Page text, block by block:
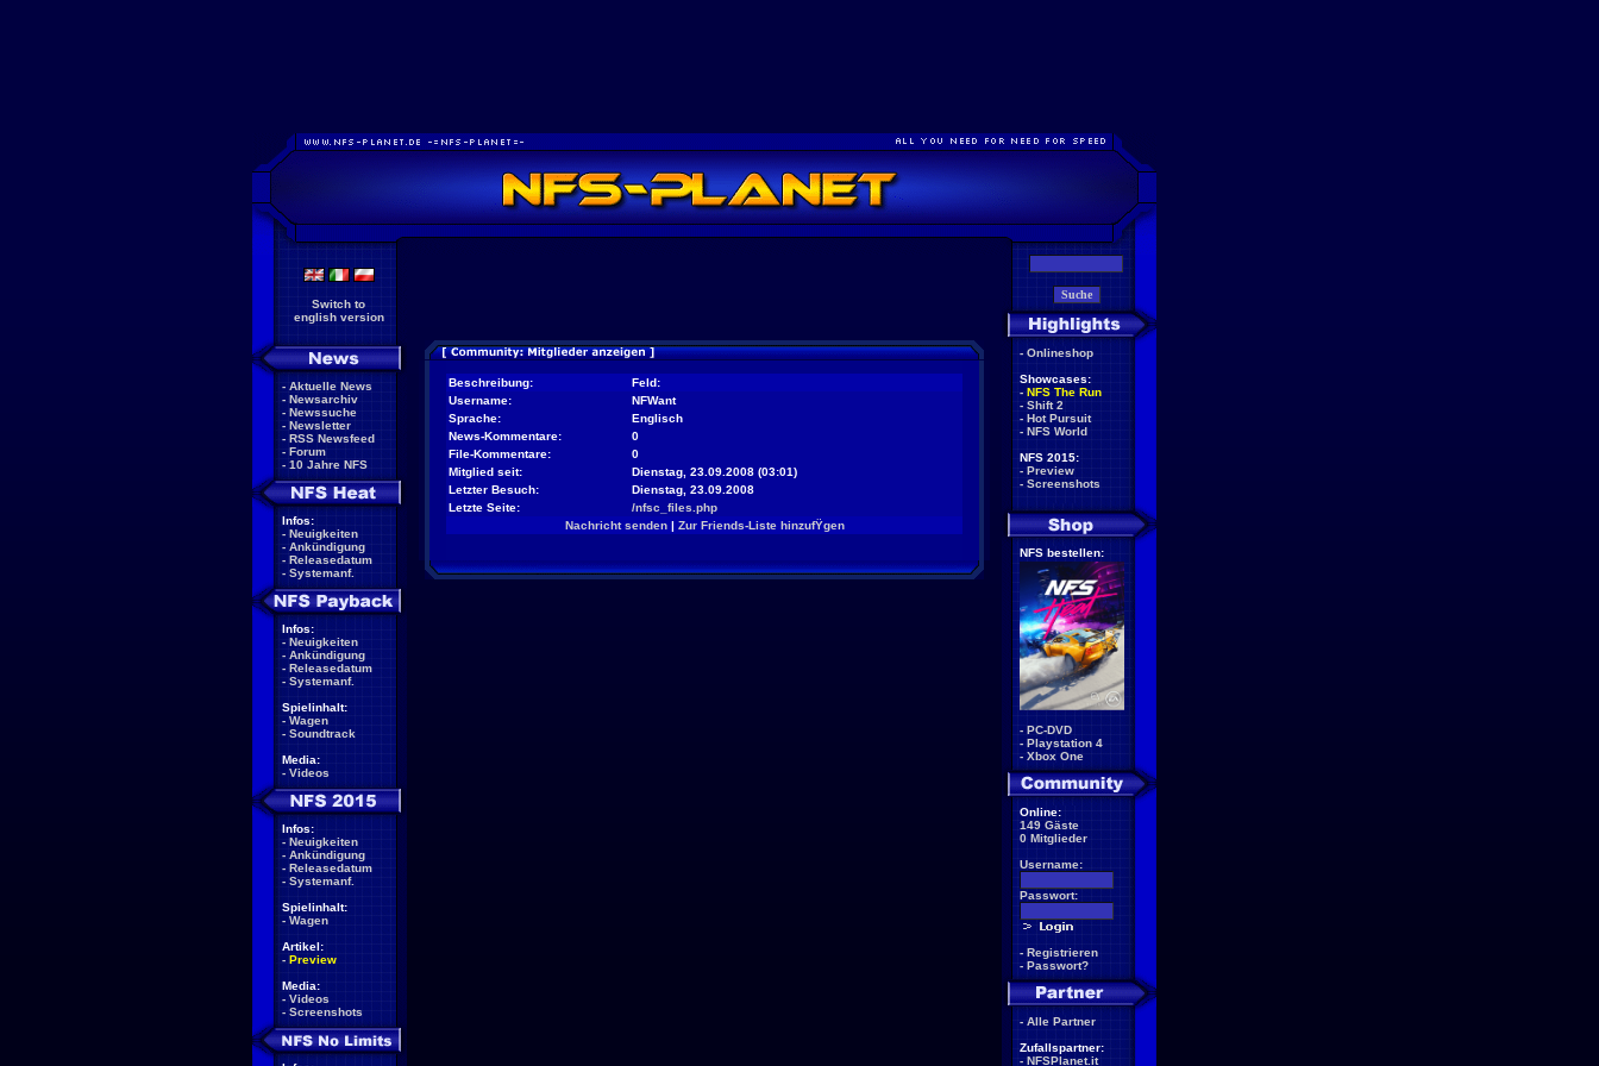
Switch to
english version
- Aktuelle News
- Newsarchiv
- Newssuche
- Newsletter
- RSS Newsfeed
- Forum
- 10 Jahre NFS
Infos:
- Neuigkeiten
- Ankündigung
- Releasedatum
- Systemanf.
Infos:
- Neuigkeiten
- Ankündigung
- Releasedatum
- Systemanf.
Spielinhalt:
- Wagen
- Soundtrack
Media:
- Videos
Infos:
- Neuigkeiten
- Ankündigung
- Releasedatum
- Systemanf.
Spielinhalt:
- Wagen
Artikel:
- Preview
Media:
- Videos
- Screenshots
Beschreibung:
Feld:
Username:
NFWant
Sprache:
Englisch
News-Kommentare:
0
File-Kommentare:
0
Mitglied seit:
Dienstag, 23.09.2008 (03:01)
Letzter Besuch:
Dienstag, 23.09.2008
Letzte Seite:
/nfsc_files.php
Nachricht senden| Zur Friends-Liste hinzufŸgen
- Onlineshop
Showcases:
- NFS The Run
- Shift 2
- Hot Pursuit
- NFS World
NFS 2015:
- Preview
- Screenshots
NFS bestellen:
- PC-DVD
- Playstation 4
- Xbox One
Online:
149 Gäste
0 Mitglieder
Username:
Passwort:
- Registrieren
- Passwort?
- Alle Partner
Zufallspartner:
- NFSPlanet.it